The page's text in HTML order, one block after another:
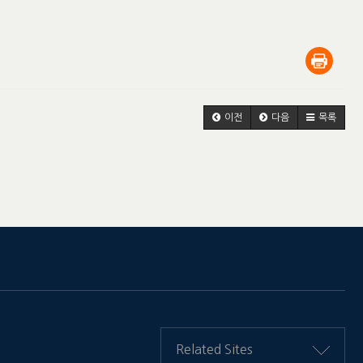
이전 다음 목록
Related Sites